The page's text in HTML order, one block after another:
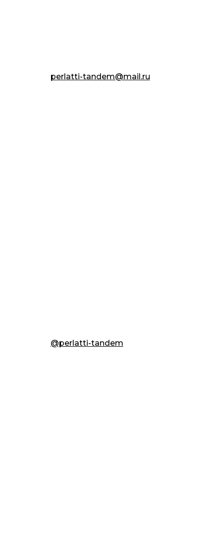
perlatti-tandem@mail.ru
@perlatti-tandem